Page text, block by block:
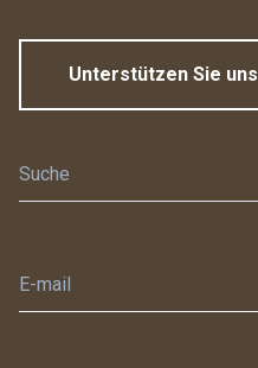
Unterstützen Sie uns